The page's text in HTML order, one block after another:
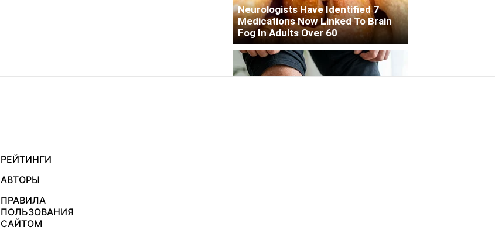
РЕЙТИНГИ
АВТОРЫ
ПРАВИЛА
ПОЛЬЗОВАНИЯ
САЙТОМ